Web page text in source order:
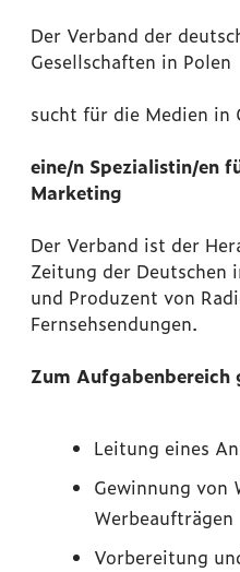
Der Verband der
Gesellschaften in Polen
sucht für die Medien in
eine/n Spezialistin/en
Marketing
Der Verband ist der
Zeitung der Deutschen
und Produzent von
Fernsehsendungen.
Zum Aufgabenbereich
Leitung eines
Gewinnung von
Werbeaufträgen
Vorbereitung